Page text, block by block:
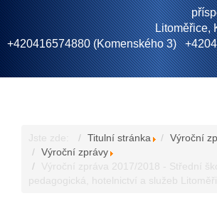
Litoměřice,
+420416574880 (Komenského 3)
Jste zde: Titulní stránka
Výroční
Výroční zprávy
Výroční zpráva 2017/2018 - Střední
pedagogická, hotelnictví a služeb